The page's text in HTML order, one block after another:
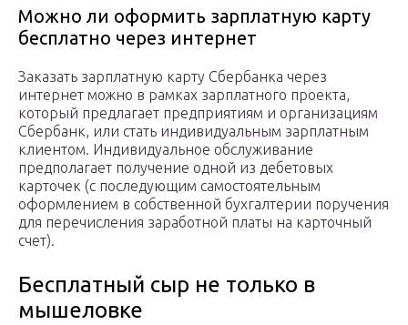
Можно ли оформить зарплатную карту
бесплатно через интернет
Заказать зарплатную карту Сбербанка через
интернет можно в рамках зарплатного проекта,
который предлагает предприятиям и организациям
Сбербанк, или стать индивидуальным зарплатным
клиентом. Индивидуальное обслуживание
предполагает получение одной из дебетовых
карточек (с последующим самостоятельным
оформлением в собственной бухгалтерии поручения
для перечисления заработной платы на карточный
счет).
Бесплатный сыр не только в
мышеловке